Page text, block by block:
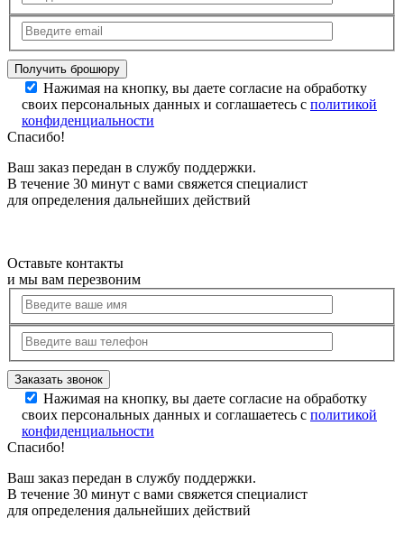
Нажимая на кнопку, вы даете согласие на обработку
своих персональных данных и соглашаетесь с политикой
конфиденциальности
Спасибо!
Ваш заказ передан в службу поддержки.
В течение 30 минут с вами свяжется специалист
для определения дальнейших действий
Оставьте контакты
и мы вам перезвоним
Нажимая на кнопку, вы даете согласие на обработку
своих персональных данных и соглашаетесь с политикой
конфиденциальности
Спасибо!
Ваш заказ передан в службу поддержки.
В течение 30 минут с вами свяжется специалист
для определения дальнейших действий